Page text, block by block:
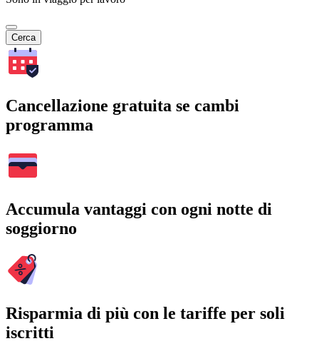
Cerca
Cancellazione gratuita se cambi
programma
Accumula vantaggi con ogni notte di
soggiorno
Risparmia di più con le tariffe per soli
iscritti